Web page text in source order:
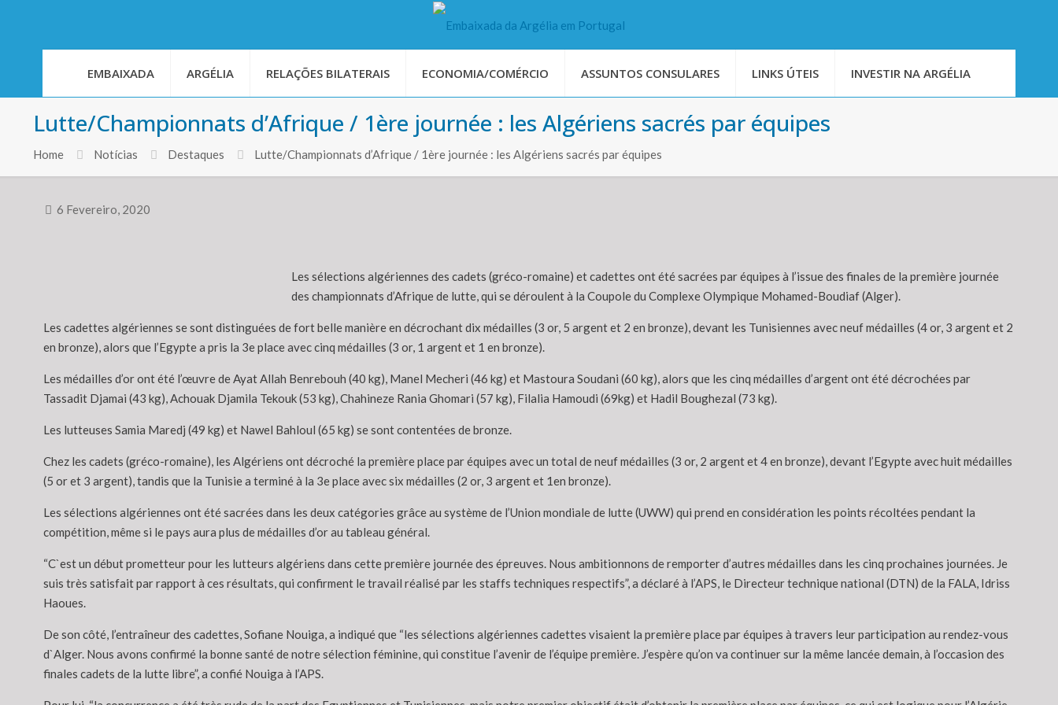
EMBAIXADA ARGÉLIA RELAÇÕES BILATERAIS ECONOMIA/COMÉRCIO ASSUNTOS CONSULARES LINKS ÚTEIS INVESTIR NA ARGÉLIA
Lutte/Championnats d’Afrique / 1ère journée : les Algériens sacrés par équipes
Home Notícias Destaques Lutte/Championnats d’Afrique / 1ère journée : les Algériens sacrés par équipes
6 Fevereiro, 2020
Les sélections algériennes des cadets (gréco-romaine) et cadettes ont été sacrées par équipes à l’issue des finales de la première journée
des championnats d’Afrique de lutte, qui se déroulent à la Coupole du Complexe Olympique Mohamed-Boudiaf (Alger).
Les cadettes algériennes se sont distinguées de fort belle manière en décrochant dix médailles (3 or, 5 argent et 2 en bronze), devant les Tunisiennes avec neuf médailles (4 or, 3 argent et 2
en bronze), alors que l’Egypte a pris la 3e place avec cinq médailles (3 or, 1 argent et 1 en bronze).
Les médailles d’or ont été l’œuvre de Ayat Allah Benrebouh (40 kg), Manel Mecheri (46 kg) et Mastoura Soudani (60 kg), alors que les cinq médailles d’argent ont été décrochées par
Tassadit Djamai (43 kg), Achouak Djamila Tekouk (53 kg), Chahineze Rania Ghomari (57 kg), Filalia Hamoudi (69kg) et Hadil Boughezal (73 kg).
Les lutteuses Samia Maredj (49 kg) et Nawel Bahloul (65 kg) se sont contentées de bronze.
Chez les cadets (gréco-romaine), les Algériens ont décroché la première place par équipes avec un total de neuf médailles (3 or, 2 argent et 4 en bronze), devant l’Egypte avec huit médailles
(5 or et 3 argent), tandis que la Tunisie a terminé à la 3e place avec six médailles (2 or, 3 argent et 1en bronze).
Les sélections algériennes ont été sacrées dans les deux catégories grâce au système de l’Union mondiale de lutte (UWW) qui prend en considération les points récoltées pendant la
compétition, même si le pays aura plus de médailles d’or au tableau général.
“C`est un début prometteur pour les lutteurs algériens dans cette première journée des épreuves. Nous ambitionnons de remporter d’autres médailles dans les cinq prochaines journées. Je
suis très satisfait par rapport à ces résultats, qui confirment le travail réalisé par les staffs techniques respectifs”, a déclaré à l’APS, le Directeur technique national (DTN) de la FALA, Idriss
Haoues.
De son côté, l’entraîneur des cadettes, Sofiane Nouiga, a indiqué que “les sélections algériennes cadettes visaient la première place par équipes à travers leur participation au rendez-vous
d`Alger. Nous avons confirmé la bonne santé de notre sélection féminine, qui constitue l’avenir de l’équipe première. J’espère qu’on va continuer sur la même lancée demain, à l’occasion des
finales cadets de la lutte libre”, a confié Nouiga à l’APS.